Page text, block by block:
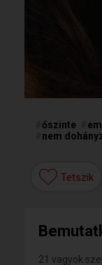
őszinte
nem
Tetszik
21 vagyok